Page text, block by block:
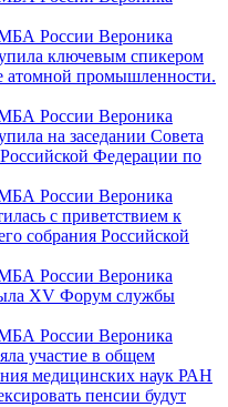
России Вероника
ключевым спикером
атомной промышленности.
России Вероника
на заседании Совета
Федерации по
России Вероника
с приветствием к
собрания Российской
России Вероника
XV Форум службы
России Вероника
участие в общем
медицинских наук РАН
пенсии будут